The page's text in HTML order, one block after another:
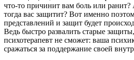
что-то причинит вам боль или
тогда вас защитит? Вот именно
представлений и защит будет
Ведь быстро развалить старые
психотерапевт не сможет: ваша
сражаться за поддержание своей